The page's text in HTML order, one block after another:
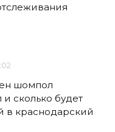
шомпол
сколько будет
в краснодарский